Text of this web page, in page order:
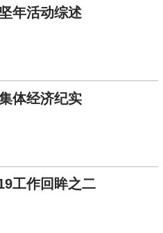
年活动综述
体经济纪实
工作回眸之二